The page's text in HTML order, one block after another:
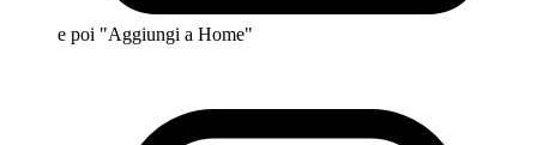
e poi "Aggiungi a Home"